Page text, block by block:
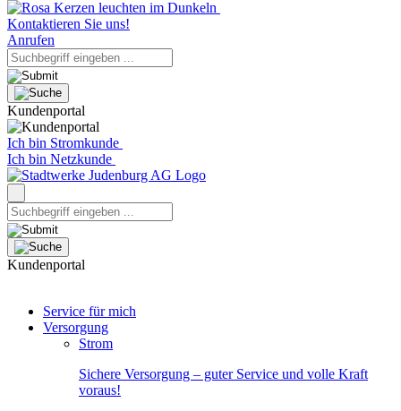
Kontaktieren Sie uns!
Anrufen
Kundenportal
Ich bin Stromkunde
Ich bin Netzkunde
Kundenportal
Service für mich
Versorgung
Strom
Sichere Versorgung – guter Service und volle Kraft
voraus!